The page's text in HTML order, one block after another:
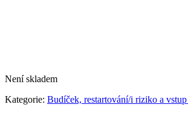
Není skladem
Kategorie: Budíček, restartování/i riziko a